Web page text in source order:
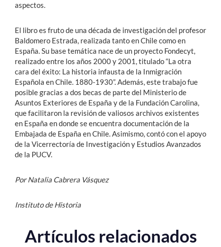
aspectos.
El libro es fruto de una década de investigación del profesor
Baldomero Estrada, realizada tanto en Chile como en
España. Su base temática nace de un proyecto Fondecyt,
realizado entre los años 2000 y 2001, titulado “La otra
cara del éxito: La historia infausta de la Inmigración
Española en Chile. 1880-1930”. Además, este trabajo fue
posible gracias a dos becas de parte del Ministerio de
Asuntos Exteriores de España y de la Fundación Carolina,
que facilitaron la revisión de valiosos archivos existentes
en España en donde se encuentra documentación de la
Embajada de España en Chile. Asimismo, contó con el apoyo
de la Vicerrectoría de Investigación y Estudios Avanzados
de la PUCV.
Por Natalia Cabrera Vásquez
Instituto de Historia
Artículos relacionados